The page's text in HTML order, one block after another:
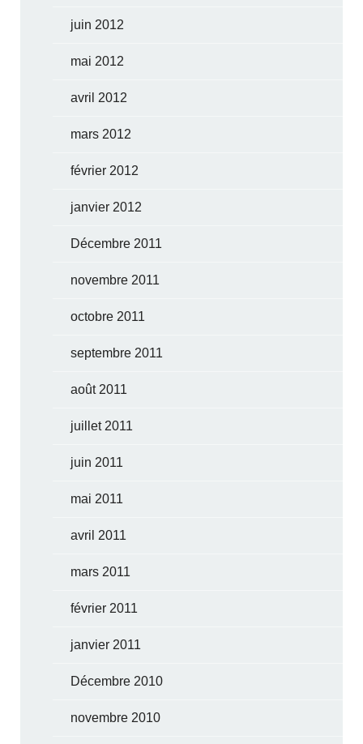
juin 2012
mai 2012
avril 2012
mars 2012
février 2012
janvier 2012
Décembre 2011
novembre 2011
octobre 2011
septembre 2011
août 2011
juillet 2011
juin 2011
mai 2011
avril 2011
mars 2011
février 2011
janvier 2011
Décembre 2010
novembre 2010